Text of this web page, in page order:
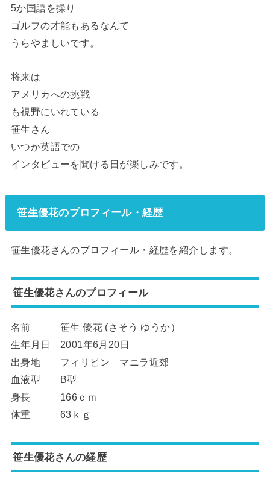
5か国語を操り
ゴルフの才能もあるなんて
うらやましいです。
将来は
アメリカへの挑戦
も視野にいれている
笹生さん
いつか英語での
インタビューを聞ける日が楽しみです。
笹生優花のプロフィール・経歴
笹生優花さんのプロフィール・経歴を紹介します。
笹生優花さんのプロフィール
名前 笹生 優花 (さそう ゆうか）
生年月日 2001年6月20日
出身地 フィリピン マニラ近郊
血液型 B型
身長 166ｃｍ
体重 63ｋｇ
笹生優花さんの経歴